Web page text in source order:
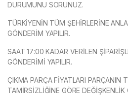
DURUMUNU SORUNUZ.
TÜRKİYENİN TÜM ŞEHİRLERİNE
GÖNDERİM YAPILIR.
SAAT 17:00 KADAR VERİLEN
GÖNDERİMİ YAPILIR.
ÇIKMA PARÇA FİYATLARI PARÇANIN
TAMİRSİZLİĞİNE GÖRE DEĞİŞKENLİK